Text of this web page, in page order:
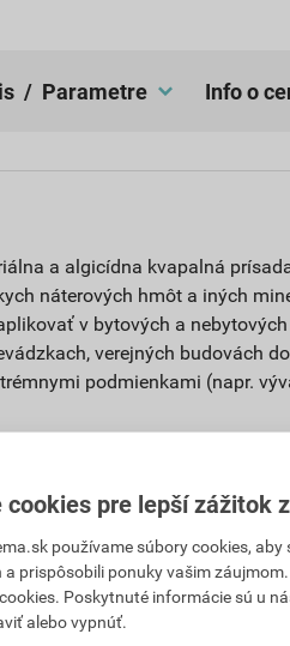
/ Parametre Info o
a algicídna kvapalná
náterových hmôt a iných
v bytových a
verejných budovách
podmienkami (napr.
prípravky bezpečne. Pred
o prípravku.
cookies pre lepší zážitok
používame súbory cookies,
a prispôsobili ponuky vašim
Poskytnuté informácie sú u
alebo vypnúť.